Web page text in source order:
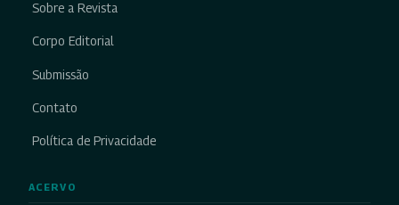
Sobre a Revista
Corpo Editorial
Submissão
Contato
Política de Privacidade
ACERVO